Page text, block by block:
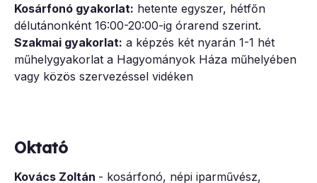
Kosárfonó gyakorlat: hetente egyszer, hétfőn
délutánonként 16:00-20:00-ig órarend szerint.
Szakmai gyakorlat: a képzés két nyarán 1-1 hét
műhelygyakorlat a Hagyományok Háza műhelyében
vagy közös szervezéssel vidéken
Oktató
Kovács Zoltán - kosárfonó, népi iparművész,